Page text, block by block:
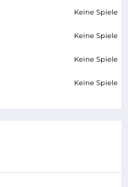
Keine Spiele
Keine Spiele
Keine Spiele
Keine Spiele